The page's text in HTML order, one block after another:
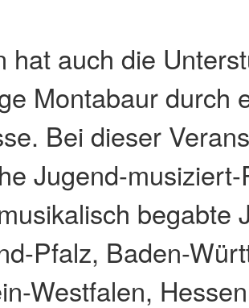
hat auch die
Montabaur durch
Bei dieser
Jugend-
begabte
Pfalz, Baden-
Westfalen,